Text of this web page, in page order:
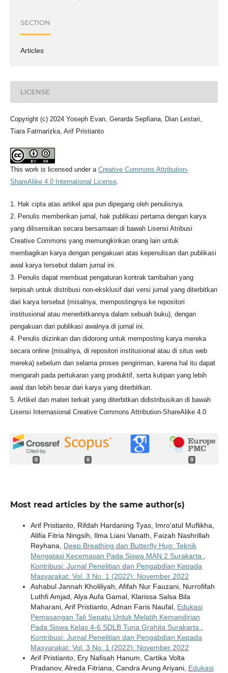
SECTION
Articles
LICENSE
Copyright (c) 2024 Yoseph Evan, Gerarda Sepfiana, Dian Lestari,
Tiara Fatmarizka, Arif Pristianto
This work is licensed under a Creative Commons Attribution-
ShareAlike 4.0 International License.
1. Hak cipta atas artikel apa pun dipegang oleh penulisnya.
2. Penulis memberikan jurnal, hak publikasi pertama dengan karya
yang dilisensikan secara bersamaan di bawah Lisensi Atribusi
Creative Commons yang memungkinkan orang lain untuk
membagikan karya dengan pengakuan atas kepenulisan dan publikasi
awal karya tersebut dalam jurnal ini.
3. Penulis dapat membuat pengaturan kontrak tambahan yang
terpisah untuk distribusi non-eksklusif dari versi jurnal yang diterbitkan
dari karya tersebut (misalnya, mempostingnya ke repositori
institusional atau menerbitkannya dalam sebuah buku), dengan
pengakuan dari publikasi awalnya di jurnal ini.
4. Penulis diizinkan dan didorong untuk memposting karya mereka
secara online (misalnya, di repositori institusional atau di situs web
mereka) sebelum dan selama proses pengiriman, karena hal itu dapat
mengarah pada pertukaran yang produktif, serta kutipan yang lebih
awal dan lebih besar dari karya yang diterbitkan.
5. Artikel dan materi terkait yang diterbitkan didistribusikan di bawah
Lisensi Internasional Creative Commons Attribution-ShareAlike 4.0
0 0 0
Most read articles by the same author(s)
Arif Pristianto, Rifdah Hardaning Tyas, Imro'atul Muflikha,
Alifia Fitria Ningsih, Ilma Liani Vanath, Faizah Nashrillah
Reyhana, Deep Breathing dan Butterfly Hug: Teknik
Mengatasi Kecemasan Pada Siswa MAN 2 Surakarta
Kontribusi: Jurnal Penelitian dan Pengabdian Kepada
Masyarakat: Vol. 3 No. 1 (2022): November 2022
Ashabul Jannah Kholiliyah, Afifah Nur Fauzani, Nurrofifah
Luthfi Amjad, Alya Aufa Gamal, Klarissa Salsa Bila
Maharani, Arif Pristianto, Adnan Faris Naufal, Edukasi
Pemasangan Tali Sepatu Untuk Melatih Kemandirian
Pada Siswa Kelas 4-6 SDLB Tuna Grahita Surakarta
Kontribusi: Jurnal Penelitian dan Pengabdian Kepada
Masyarakat: Vol. 3 No. 1 (2022): November 2022
Arif Pristianto, Ery Nafisah Hanum, Cartika Volta
Pradanov, Alreda Fitriana, Candra Arung Ariyani, Edukasi